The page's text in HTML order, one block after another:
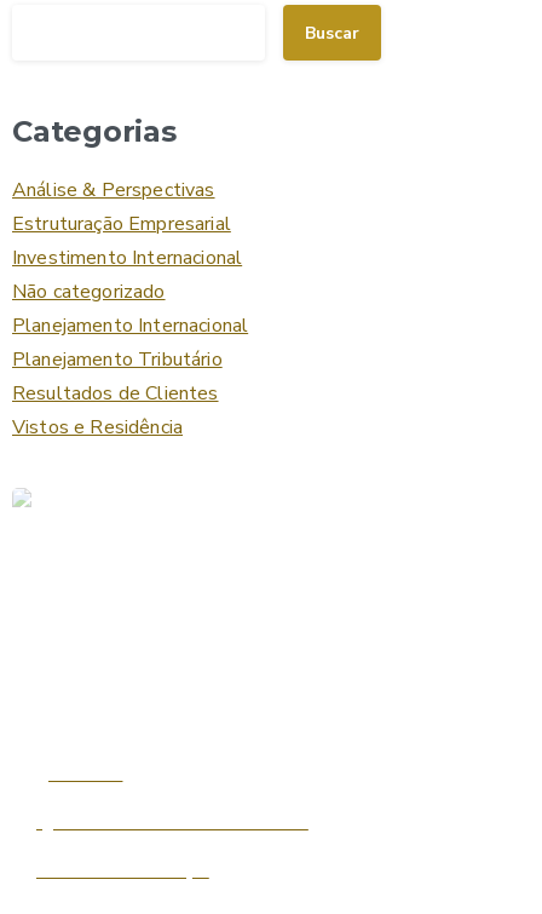
Buscar
Categorias
Análise & Perspectivas
Estruturação Empresarial
Investimento Internacional
Não categorizado
Planejamento Internacional
Planejamento Tributário
Resultados de Clientes
Vistos e Residência